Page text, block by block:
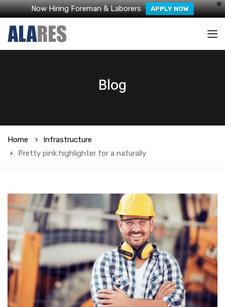
X
Now Hiring Foreman & Laborers APPLY NOW
Blog
Home
Infrastructure
Pretty pink highlighter for a naturally